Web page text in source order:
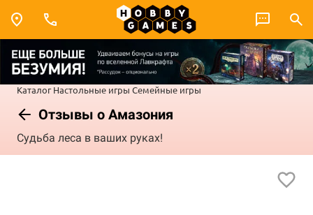
Каталог Настольные игры Семейные игры
Отзывы о Амазония
Судьба леса в ваших руках!